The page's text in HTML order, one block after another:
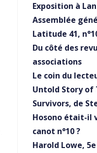
Exposition à
Assemblée
Latitude 41,
Du côté des
associations
Le coin du
Untold Story of
Survivors, de
Hosono était-il
canot n°10 ?
Harold Lowe,